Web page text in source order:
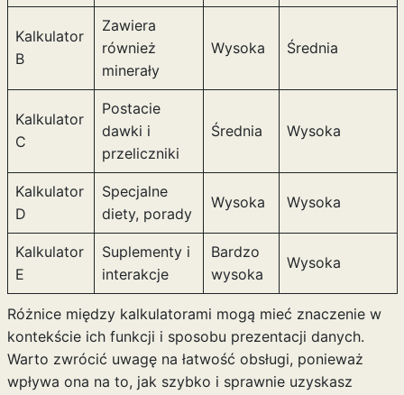
Kalkulator
B
Zawiera
również
minerały
Wysoka Średnia
Kalkulator
C
Postacie
dawki i
przeliczniki
Średnia Wysoka
Kalkulator
D
Specjalne
diety, porady
Wysoka Wysoka
Kalkulator
E
Suplementy i
interakcje
Bardzo
wysoka
Wysoka
Różnice między kalkulatorami mogą mieć znaczenie w
kontekście ich funkcji i sposobu prezentacji danych.
Warto zwrócić uwagę na łatwość obsługi, ponieważ
wpływa ona na to, jak szybko i sprawnie uzyskasz